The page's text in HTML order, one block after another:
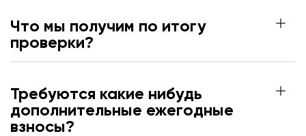
Что мы получим по итогу
проверки?
Требуются какие нибудь
дополнительные ежегодные
взносы?